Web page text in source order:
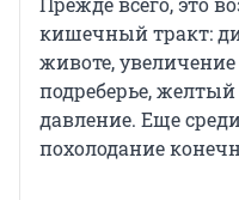
кишечный тракт:
животе,
подреберье,
давление. Еще
похолодание